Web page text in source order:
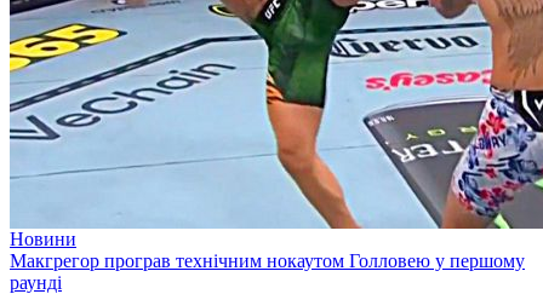
Новини
Макгрегор програв технічним нокаутом Голловею у першому
раунді